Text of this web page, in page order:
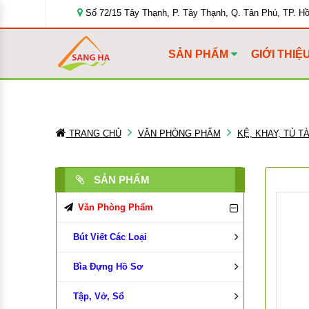
Số 72/15 Tây Thạnh, P. Tây Thạnh, Q. Tân Phú, TP.
SẢN PHẨM GIỚI
TRANG CHỦ VĂN PHÒNG PHẨM KỆ, KHAY, TỦ
SẢN PHẨM
Văn Phòng Phẩm
Bút Viết Các Loại
Bút Bi
Bút Chì, Ruột Chì
Bìa Đựng Hồ Sơ
Bìa Màu
Tập, Vở, Sổ